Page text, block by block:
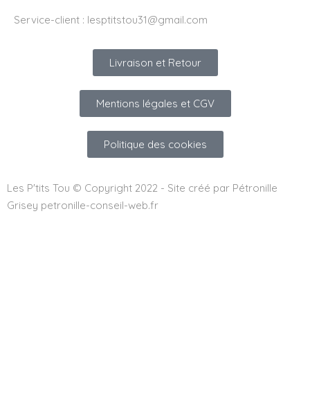
Service-client : lesptitstou31@gmail.com
Livraison et Retour
Mentions légales et CGV
Politique des cookies
Les P'tits Tou © Copyright 2022 - Site créé par Pétronille
Grisey petronille-conseil-web.fr